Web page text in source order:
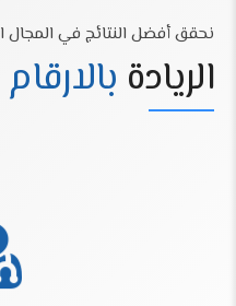
نحقق أفضل النتائج في
الريادة بالارقام